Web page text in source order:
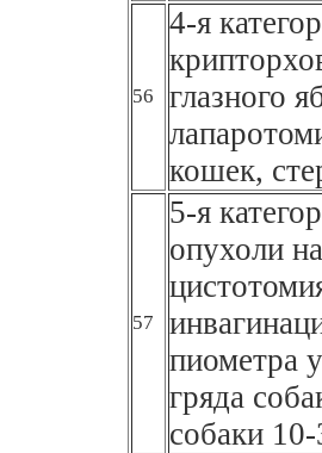
56
4-я
глазного
кошек,
57
5-я
опухоли
пиометра
гряда
собаки